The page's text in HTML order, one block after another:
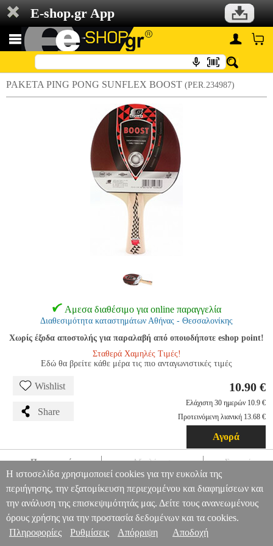
E-shop.gr App
ΡΑΚΕΤΑ PING PONG SUNFLEX BOOST (PER.234987)
Αμεσα διαθέσιμο για online παραγγελία
Διαθεσιμότητα καταστημάτων Αθήνας - Θεσσαλονίκης
Χωρίς έξοδα αποστολής για παραλαβή από οποιοδήποτε eshop point!
Σταθερά Χαμηλές Τιμές!
Εδώ θα βρείτε κάθε μέρα τις πιο ανταγωνιστικές τιμές
Wishlist
Share
10.90 €
Ελάχιστη 30 ημερών 10.9 €
Προτεινόμενη λιανική 13.68 €
Αγορά
Περιγραφή Αξιολόγηση Σχετικά
ΡΑΚΕΤΑ PING PONG SUNFLEX BOOST PER.234987
PER.234987
SUNFLEX
PING PONG-ΕΞΟΠΛΙΣΜΟΣ
ΡΑΚΕΤΑ PING PONG SUNFLEX BOOST
10.90
Πληροφορίες & Υπηρεσίες >
Η ιστοσελίδα χρησιμοποιεί cookies για την ευκολία της
περιήγησης, την εξατομίκευση περιεχομένου και διαφημίσεων και
την ανάλυση της επισκεψιμότητάς μας. Δείτε τους ανανεωμένους
όρους χρήσης για την προστασία δεδομένων και τα cookies.
Πληροφορίες
Ρυθμίσεις Απόρριψη Αποδοχή